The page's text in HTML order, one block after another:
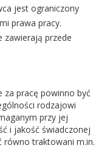
jest ograniczony
prawa pracy.
zawierają przede
za pracę powinno być
rodzajowi
przy jej
i jakość świadczonej
równo traktowani m.in.